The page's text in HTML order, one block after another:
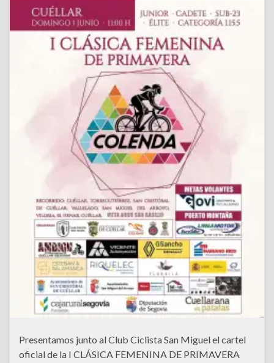
Presentamos junto al Club Ciclista San Miguel el cartel
oficial de la I CLÁSICA FEMENINA DE PRIMAVERA